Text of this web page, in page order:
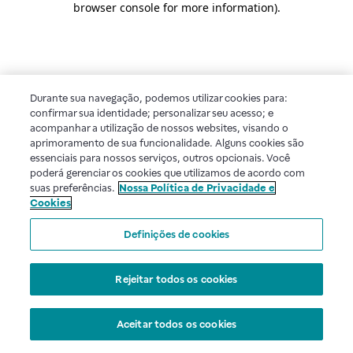
browser console for more information).
Durante sua navegação, podemos utilizar cookies para:
confirmar sua identidade; personalizar seu acesso; e
acompanhar a utilização de nossos websites, visando o
aprimoramento de sua funcionalidade. Alguns cookies são
essenciais para nossos serviços, outros opcionais. Você
poderá gerenciar os cookies que utilizamos de acordo com
suas preferências. Nossa Política de Privacidade e
Cookies
Definições de cookies
Rejeitar todos os cookies
Aceitar todos os cookies